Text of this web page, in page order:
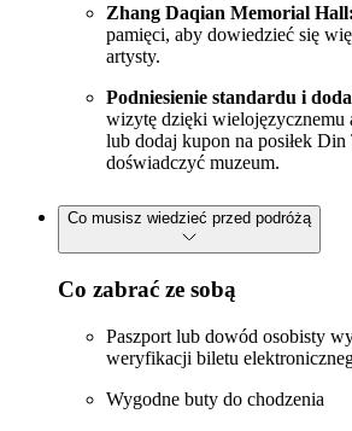
Zhang Daqian Memorial Hall:
pamięci, aby dowiedzieć się
artysty.
Podniesienie standardu i
wizytę dzięki
lub dodaj kupon na posiłek Din
doświadczyć muzeum.
Co musisz wiedzieć przed podróżą
Co zabrać ze sobą
Paszport lub dowód osobisty
weryfikacji biletu
Wygodne buty do chodzenia